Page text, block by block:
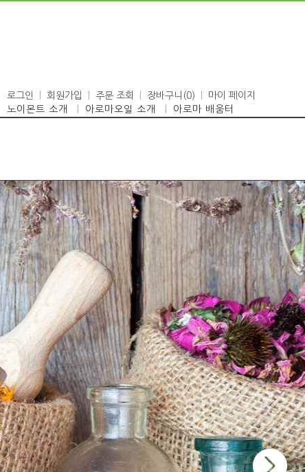
로그인 회원가입 주문 조회 장바구니(0)
마이 페이지
노이몬트 소개
아로마오일 소개 아로마 배움터